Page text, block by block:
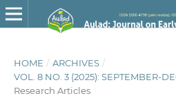
HOME / ARCHIVES /
VOL. 8 NO. 3 (2025): SEPTEMBER-
Research Articles